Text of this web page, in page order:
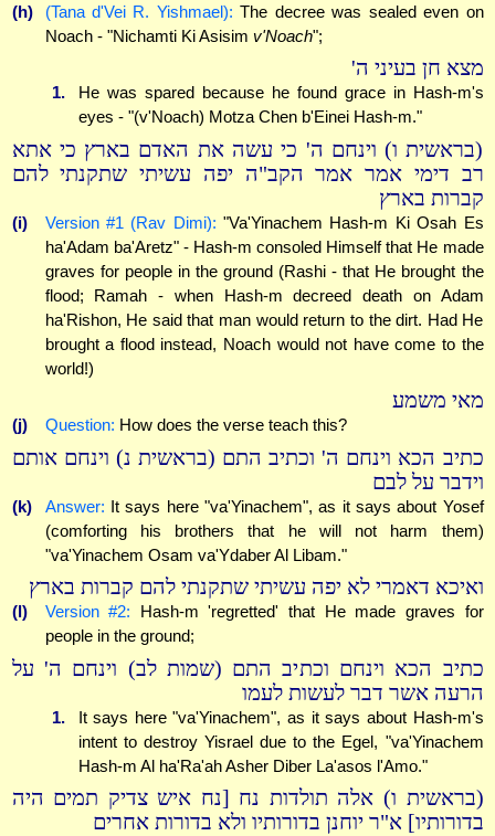
(h) (Tana d'Vei R. Yishmael): The decree was sealed even on
Noach - "Nichamti Ki Asisim v'Noach";
מצא חן בעיני ה'
1.
He was spared because he found grace in Hash-m's
eyes - "(v'Noach) Motza Chen b'Einei Hash-m."
(בראשית ו) וינחם ה' כי עשה את האדם בארץ כי אתא
רב דימי אמר אמר הקב"ה יפה עשיתי שתקנתי להם
קברות בארץ
(i) Version #1 (Rav Dimi): "Va'Yinachem Hash-m Ki Osah Es
ha'Adam ba'Aretz" - Hash-m consoled Himself that He made
graves for people in the ground (Rashi - that He brought the
flood; Ramah - when Hash-m decreed death on Adam
ha'Rishon, He said that man would return to the dirt. Had He
brought a flood instead, Noach would not have come to the
world!)
מאי משמע
(j) Question: How does the verse teach this?
כתיב הכא וינחם ה' וכתיב התם (בראשית נ) וינחם אותם
וידבר על לבם
(k) Answer: It says here "va'Yinachem", as it says about Yosef
(comforting his brothers that he will not harm them)
"va'Yinachem Osam va'Ydaber Al Libam."
ואיכא דאמרי לא יפה עשיתי שתקנתי להם קברות בארץ
(l) Version #2: Hash-m 'regretted' that He made graves for
people in the ground;
כתיב הכא וינחם וכתיב התם (שמות לב) וינחם ה' על
הרעה אשר דבר לעשות לעמו
1.
It says here "va'Yinachem", as it says about Hash-m's
intent to destroy Yisrael due to the Egel, "va'Yinachem
Hash-m Al ha'Ra'ah Asher Diber La'asos l'Amo."
(בראשית ו) אלה תולדות נח [נח איש צדיק תמים היה
בדורותיו] א"ר יוחנן בדורותיו ולא בדורות אחרים